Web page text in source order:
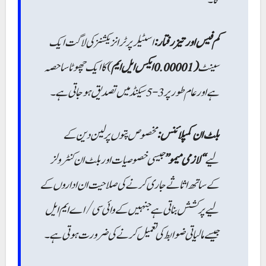
کم فیس اور تیز رفتار:اسٹیلر پر ٹرانزیکشنز کی لاگت ایک
سینٹ(0.00001ایکس ایل ایم
) کا ایک چھوٹا سا حصہ
ہے اور عام طور پر 3-5 سیکنڈ میں تصدیق ہوجاتی ہے۔
بلٹ ان کمپلائنس:مخصوص پتوں پر لین دین کے
لیے“لازمی میمو”جیسی خصوصیات اور بلٹ ان کنٹرولز
کے ساتھ اثاثے جاری کرنے کی صلاحیت ان اداروں کے
لیے پرکشش بناتی ہے جنہیں کے وائی سی/اے ایم ایل
جیسے مالیاتی ضوابط کی تعمیل کرنے کی ضرورت ہوتی ہے۔